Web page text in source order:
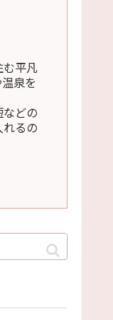
平凡
泉を
どの
るの